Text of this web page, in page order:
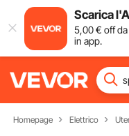
Scarica
5,00€ off da
in app.
Homepage Elettrico